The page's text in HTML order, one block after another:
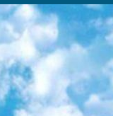
участники сообщества «ВКонтакте». По большей части это научно-популярные статьи. Редакторы придумывают лишь заголовки, в остальном содержание переводов соответствует оригиналам. Полные тексты можно читать прямо в социальной сети. 8. InternetUrok Онлайн-база материалов по основным дисциплинам школьной программы. Информация на сайте структурирована по классам, предметам и темам (урокам). Каждый урок состоит из видеолекций и конспектов. Есть также интерактивные тренажёры и тесты для закрепления пройденного материала. Даже если вы давно окончили школу, возможность повторить программу старших классов всегда может пригодиться. 9. Edutainme Ещё один ресурс об образовании. В отличие от Newtonew, как мне кажется, Edutainme больше ориентируется на представителей индустрии: педагогов, предпринимателей, разработчиков образовательных проектов. Но и любой, кто просто стремится к саморазвитию, найдёт на сайте много полезного и интересного для себя. Например, информацию о новых курсах и образовательных сервисах. 10. Newtonew Онлайн-медиа об образовании и обучении в широком смысле. Авторы Newtonew пишут об инструментах, заведениях, тактиках и стратегиях, которые помогают учить других и получать новые знания самостоятельно. На этой площадке вы найдёте новости, обзоры, аналитические мат